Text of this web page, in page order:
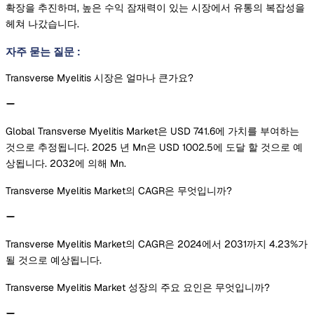
확장을 추진하며, 높은 수익 잠재력이 있는 시장에서 유통의 복잡성을
헤쳐 나갔습니다.
자주 묻는 질문 :
Transverse Myelitis 시장은 얼마나 큰가요?
Global Transverse Myelitis Market은 USD 741.6에 가치를 부여하는
것으로 추정됩니다. 2025 년 Mn은 USD 1002.5에 도달 할 것으로 예
상됩니다. 2032에 의해 Mn.
Transverse Myelitis Market의 CAGR은 무엇입니까?
Transverse Myelitis Market의 CAGR은 2024에서 2031까지 4.23%가
될 것으로 예상됩니다.
Transverse Myelitis Market 성장의 주요 요인은 무엇입니까?